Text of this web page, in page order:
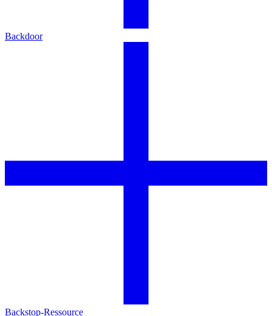
Backdoor
Backstop-Ressource